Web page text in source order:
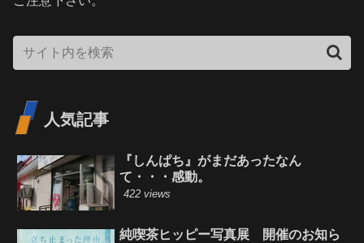
人気記事
『しんぱち』がまだあったなん
て・・・感動。
422 views
純喫茶ヒッピー写真展 開催のお知ら